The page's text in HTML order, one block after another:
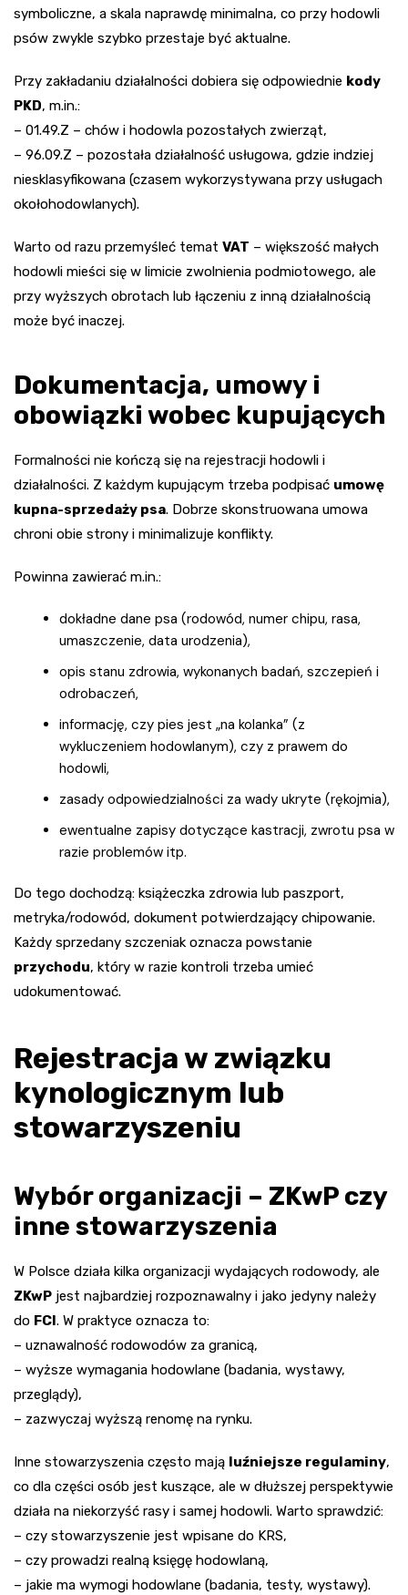
symboliczne, a skala naprawdę minimalna, co przy hodowli
psów zwykle szybko przestaje być aktualne.
Przy zakładaniu działalności dobiera się odpowiednie kody
PKD, m.in.:
– 01.49.Z – chów i hodowla pozostałych zwierząt,
– 96.09.Z – pozostała działalność usługowa, gdzie indziej
niesklasyfikowana (czasem wykorzystywana przy usługach
okołohodowlanych).
Warto od razu przemyśleć temat VAT – większość małych
hodowli mieści się w limicie zwolnienia podmiotowego, ale
przy wyższych obrotach lub łączeniu z inną działalnością
może być inaczej.
Dokumentacja, umowy i
obowiązki wobec kupujących
Formalności nie kończą się na rejestracji hodowli i
działalności. Z każdym kupującym trzeba podpisać umowę
kupna-sprzedaży psa. Dobrze skonstruowana umowa
chroni obie strony i minimalizuje konflikty.
Powinna zawierać m.in.:
dokładne dane psa (rodowód, numer chipu, rasa,
umaszczenie, data urodzenia),
opis stanu zdrowia, wykonanych badań, szczepień i
odrobaczeń,
informację, czy pies jest „na kolanka” (z
wykluczeniem hodowlanym), czy z prawem do
hodowli,
zasady odpowiedzialności za wady ukryte (rękojmia),
ewentualne zapisy dotyczące kastracji, zwrotu psa w
razie problemów itp.
Do tego dochodzą: książeczka zdrowia lub paszport,
metryka/rodowód, dokument potwierdzający chipowanie.
Każdy sprzedany szczeniak oznacza powstanie
przychodu, który w razie kontroli trzeba umieć
udokumentować.
Rejestracja w związku
kynologicznym lub
stowarzyszeniu
Wybór organizacji – ZKwP czy
inne stowarzyszenia
W Polsce działa kilka organizacji wydających rodowody, ale
ZKwP jest najbardziej rozpoznawalny i jako jedyny należy
do FCI. W praktyce oznacza to:
– uznawalność rodowodów za granicą,
– wyższe wymagania hodowlane (badania, wystawy,
przeglądy),
– zazwyczaj wyższą renomę na rynku.
Inne stowarzyszenia często mają luźniejsze regulaminy,
co dla części osób jest kuszące, ale w dłuższej perspektywie
działa na niekorzyść rasy i samej hodowli. Warto sprawdzić:
– czy stowarzyszenie jest wpisane do KRS,
– czy prowadzi realną księgę hodowlaną,
– jakie ma wymogi hodowlane (badania, testy, wystawy).